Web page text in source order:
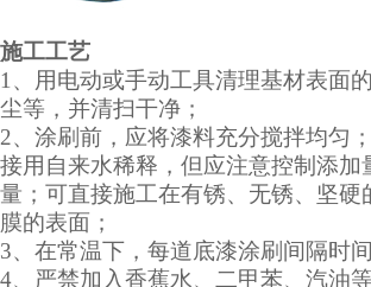
施工工艺
1、用电动或手动工具清理基材表面
尘等，并清扫干净；
2、涂刷前，应将漆料充分搅拌均匀
接用自来水稀释，但应注意控制添加
量；可直接施工在有锈、无锈、坚硬
膜的表面；
3、在常温下，每道底漆涂刷间隔时
4、严禁加入香蕉水、二甲苯、汽油